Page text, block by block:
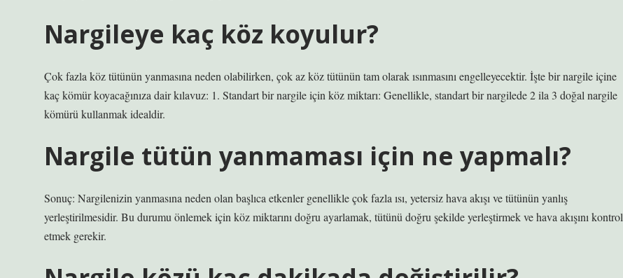
Nargileye kaç köz koyulur?
Çok fazla köz tütünün yanmasına neden olabilirken, çok az köz tütünün tam olarak ısınmasını engelleyecektir. İşte bir nargile içine
kaç kömür koyacağınıza dair kılavuz: 1. Standart bir nargile için köz miktarı: Genellikle, standart bir nargilede 2 ila 3 doğal nargile
kömürü kullanmak idealdir.
Nargile tütün yanmaması için ne yapmalı?
Sonuç: Nargilenizin yanmasına neden olan başlıca etkenler genellikle çok fazla ısı, yetersiz hava akışı ve tütünün yanlış
yerleştirilmesidir. Bu durumu önlemek için köz miktarını doğru ayarlamak, tütünü doğru şekilde yerleştirmek ve hava akışını kontrol
etmek gerekir.